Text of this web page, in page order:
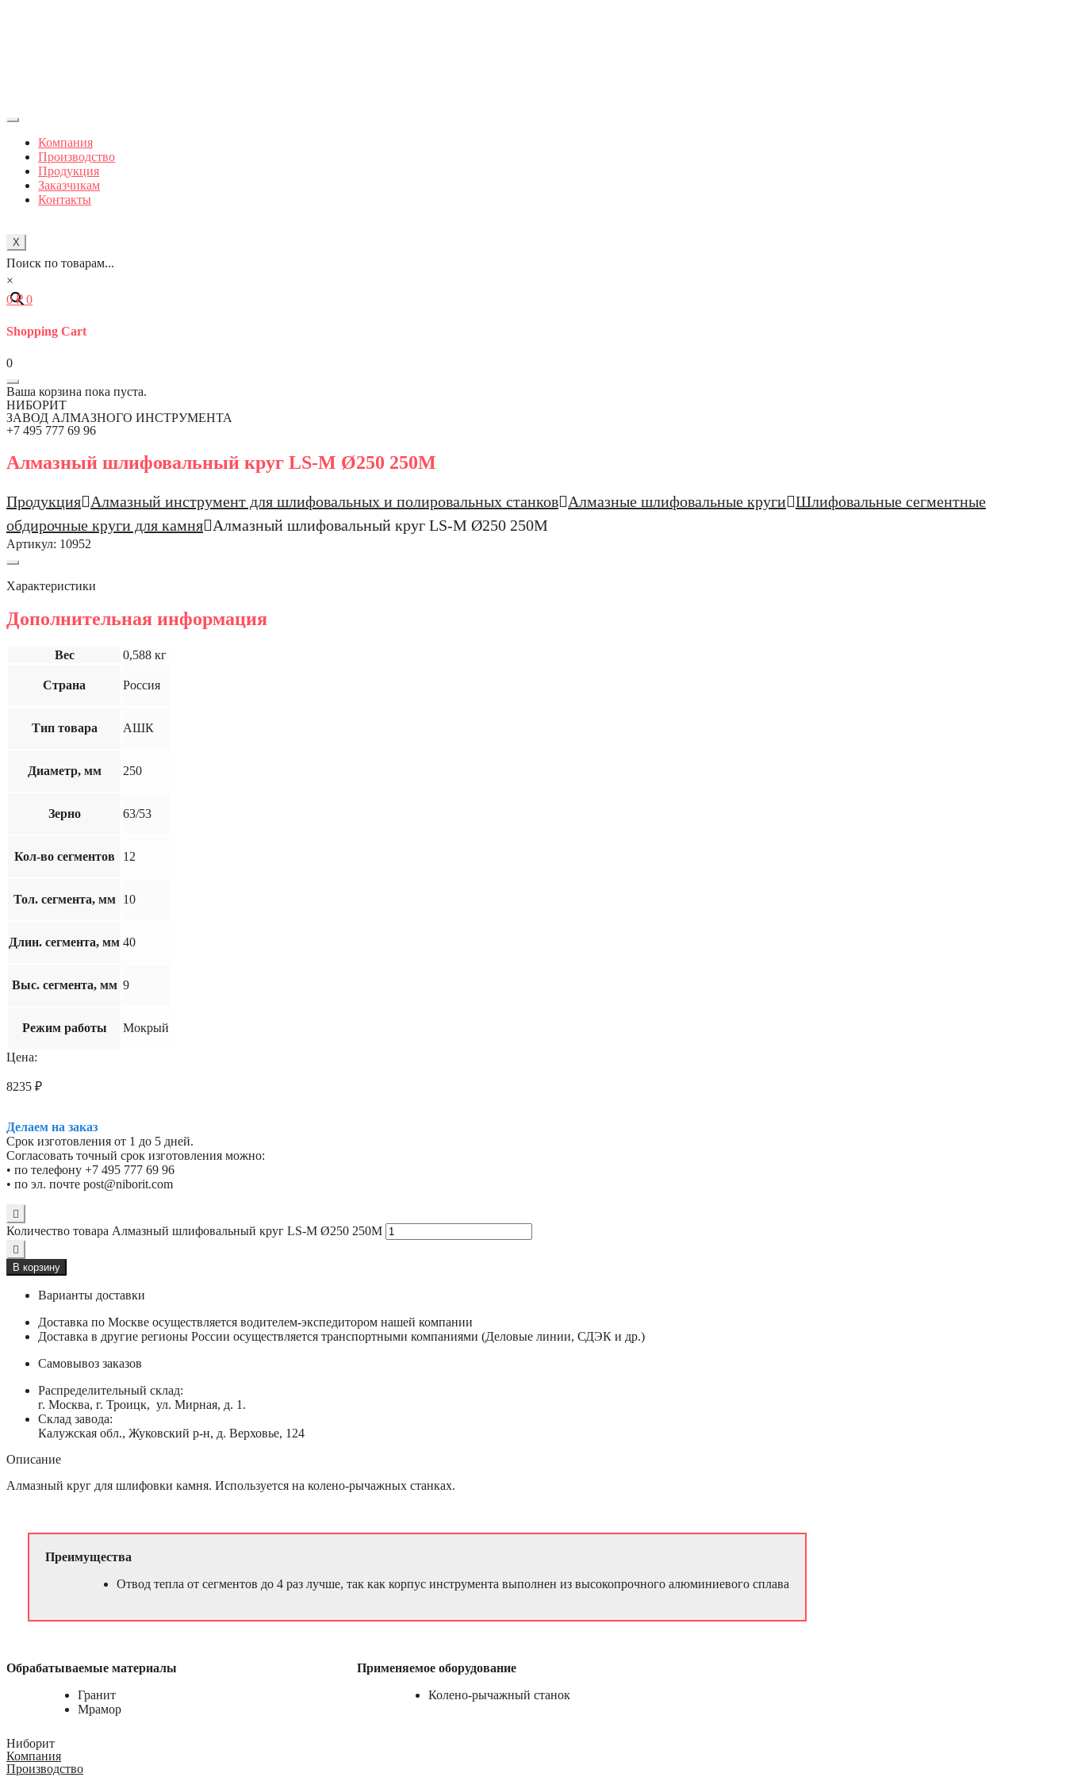
Компания
Производство
Продукция
Заказчикам
Контакты
X
Поиск по товарам...
×
0₽ 0
Shopping Cart
0
Ваша корзина пока пуста.
НИБОРИТ
ЗАВОД АЛМАЗНОГО ИНСТРУМЕНТА
+7 495 777 69 96
Алмазный шлифовальный круг LS-M Ø250 250M
Продукция Алмазный инструмент для шлифовальных и полировальных станков Алмазные шлифовальные круги Шлифовальные сегментные
обдирочные круги для камня
Алмазный шлифовальный круг LS-M Ø250 250M
Артикул: 10952
Характеристики
Дополнительная информация
Вес 0,588 кг
Страна Россия
Тип товара АШК
Диаметр, мм 250
Зерно 63/53
Кол-во сегментов 12
Тол. сегмента, мм 10
Длин. сегмента, мм 40
Выс. сегмента, мм 9
Режим работы Мокрый
Цена:
8235 ₽
Делаем на заказ
Срок изготовления от 1 до 5 дней.
Согласовать точный срок изготовления можно:
• по телефону +7 495 777 69 96
• по эл. почте post@niborit.com
Количество товара Алмазный шлифовальный круг LS-M Ø250 250M
В корзину
Варианты доставки
Доставка по Москве осуществляется водителем-экспедитором нашей компании
Доставка в другие регионы России осуществляется транспортными компаниями (Деловые линии, СДЭК и др.)
Самовывоз заказов
Распределительный склад:
г. Москва, г. Троицк, ул. Мирная, д. 1.
Склад завода:
Калужская обл., Жуковский р-н, д. Верховье, 124
Описание
Алмазный круг для шлифовки камня. Используется на колено-рычажных станках.
Преимущества
Отвод тепла от сегментов до 4 раз лучше, так как корпус инструмента выполнен из высокопрочного алюминиевого сплава
Обрабатываемые материалы
Гранит
Мрамор
Применяемое оборудование
Колено-рычажный станок
Ниборит
Компания
Производство